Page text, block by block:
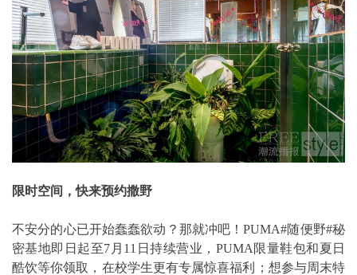
限时空间，快来预约撒野
不安分的心已开始蠢蠢欲动？那就冲吧！PUMA#随便野#秘
密基地即日起至7月11日持续营业，PUMA限量鞋包和夏日
酷饮等你领取，在校学生更有专属惊喜福利；想参与周末特